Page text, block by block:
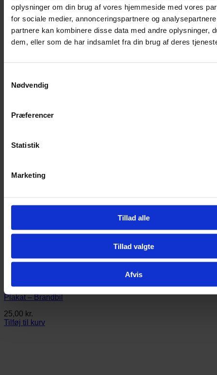
oplysninger om din brug af vores hjemmeside med vores
for sociale medier, annonceringspartnere og
partnere kan kombinere disse data med andre oplysninger,
dem, eller som de har indsamlet fra din brug af deres
Nødvendig
Præferencer
Statistik
Marketing
Tillad alle
Tillad valgte
Afvis
Plakat – Brandbil
25,00 kr.
Tilføj til kurv